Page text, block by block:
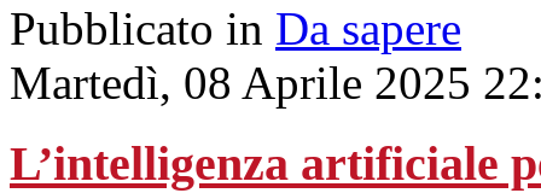
Pubblicato in Da sapere
Martedì, 08 Aprile 2025
L’intelligenza artificiale